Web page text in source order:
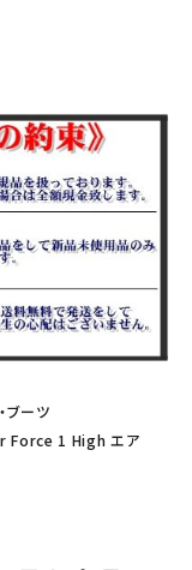
ブーツ
Force 1 High エア